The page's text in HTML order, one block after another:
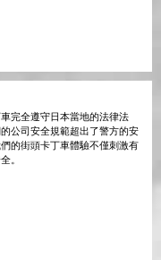
完全遵守日本當地的法律法
公司安全規範超出了警方的安
的街頭卡丁車體驗不僅刺激有
。